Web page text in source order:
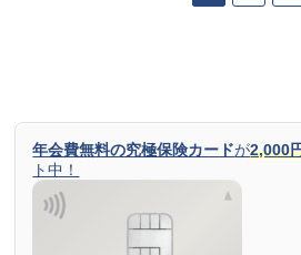
年会費無料の究極保険カードが2,000
ト中！